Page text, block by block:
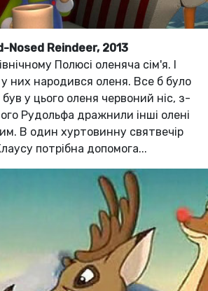
Nosed Reindeer, 2013
Полюсі оленяча сім'я. І
них народився оленя. Все б було
у цього оленя червоний ніс, з-
Рудольфа дражнили інші олені
В один хуртовинну святвечір
потрібна допомога...